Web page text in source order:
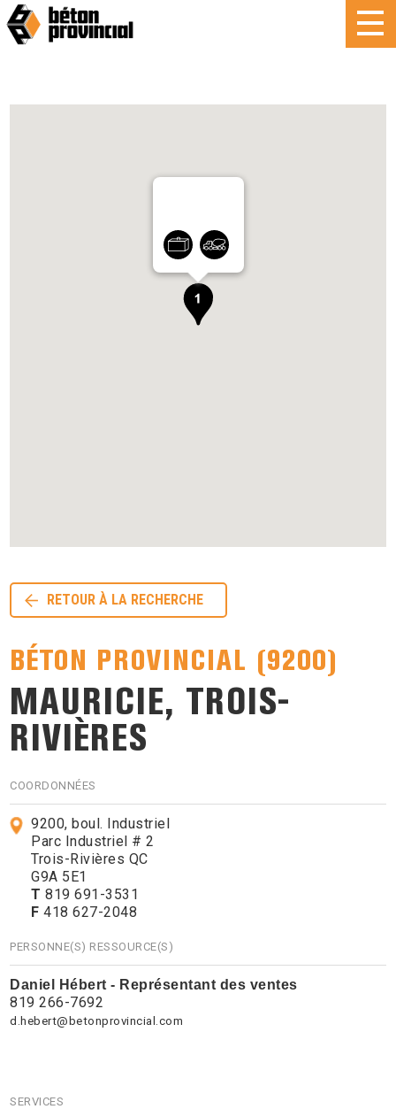
RETOUR À LA RECHERCHE
BÉTON PROVINCIAL (9200)
MAURICIE, TROIS-
RIVIÈRES
COORDONNÉES
9200, boul. Industriel
Parc Industriel # 2
Trois-Rivières QC
G9A 5E1
T 819 691-3531
F 418 627-2048
PERSONNE(S) RESSOURCE(S)
Daniel Hébert - Représentant des ventes
819 266-7692
d.hebert@betonprovincial.com
SERVICES